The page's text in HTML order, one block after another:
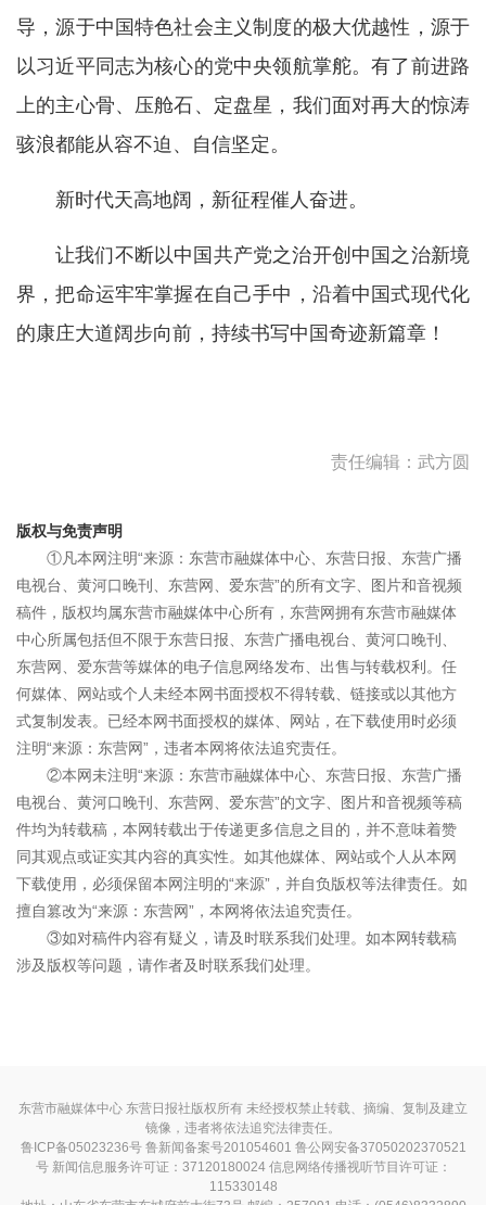
导，源于中国特色社会主义制度的极大优越性，源于
以习近平同志为核心的党中央领航掌舵。有了前进路
上的主心骨、压舱石、定盘星，我们面对再大的惊涛
骇浪都能从容不迫、自信坚定。
新时代天高地阔，新征程催人奋进。
让我们不断以中国共产党之治开创中国之治新境
界，把命运牢牢掌握在自己手中，沿着中国式现代化
的康庄大道阔步向前，持续书写中国奇迹新篇章！
责任编辑：武方圆
版权与免责声明
①凡本网注明“来源：东营市融媒体中心、东营日报、东营广播
电视台、黄河口晚刊、东营网、爱东营”的所有文字、图片和音视频
稿件，版权均属东营市融媒体中心所有，东营网拥有东营市融媒体
中心所属包括但不限于东营日报、东营广播电视台、黄河口晚刊、
东营网、爱东营等媒体的电子信息网络发布、出售与转载权利。任
何媒体、网站或个人未经本网书面授权不得转载、链接或以其他方
式复制发表。已经本网书面授权的媒体、网站，在下载使用时必须
注明“来源：东营网”，违者本网将依法追究责任。
②本网未注明“来源：东营市融媒体中心、东营日报、东营广播
电视台、黄河口晚刊、东营网、爱东营”的文字、图片和音视频等稿
件均为转载稿，本网转载出于传递更多信息之目的，并不意味着赞
同其观点或证实其内容的真实性。如其他媒体、网站或个人从本网
下载使用，必须保留本网注明的“来源”，并自负版权等法律责任。如
擅自篡改为“来源：东营网”，本网将依法追究责任。
③如对稿件内容有疑义，请及时联系我们处理。如本网转载稿
涉及版权等问题，请作者及时联系我们处理。
东营市融媒体中心 东营日报社版权所有 未经授权禁止转载、摘编、复制及建立
镜像，违者将依法追究法律责任。
鲁ICP备05023236号鲁新闻备案号201054601 鲁公网安备37050202370521
号 新闻信息服务许可证：37120180024信息网络传播视听节目许可证：
115330148